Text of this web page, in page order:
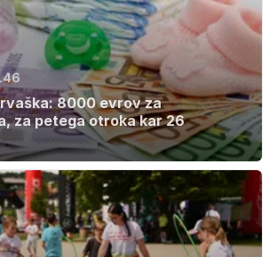
8000 evrov za
za petega otroka kar 26